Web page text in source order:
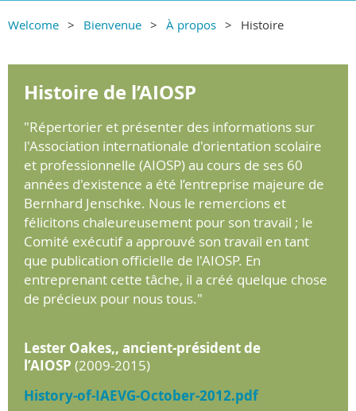
Welcome Bienvenue À propos Histoire
Histoire de l’AIOSP
"Répertorier et présenter des informations sur
l'Association internationale d'orientation scolaire
et professionnelle (AIOSP) au cours de ses 60
années d'existence a été l’entreprise majeure de
Bernhard Jenschke. Nous le remercions et
félicitons chaleureusement pour son travail ; le
Comité exécutif a approuvé son travail en tant
que publication officielle de l'AIOSP. En
entreprenant cette tâche, il a créé quelque chose
de précieux pour nous tous."
Lester Oakes,, ancient-président de
l’AIOSP (2009-2015)
History-of-IAEVG-October-2012.pdf